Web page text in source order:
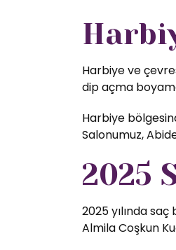
Harbiye ve
dip açma
Harbiye
Salonumuz,
2025
2025 yılında
Almila Coşkun